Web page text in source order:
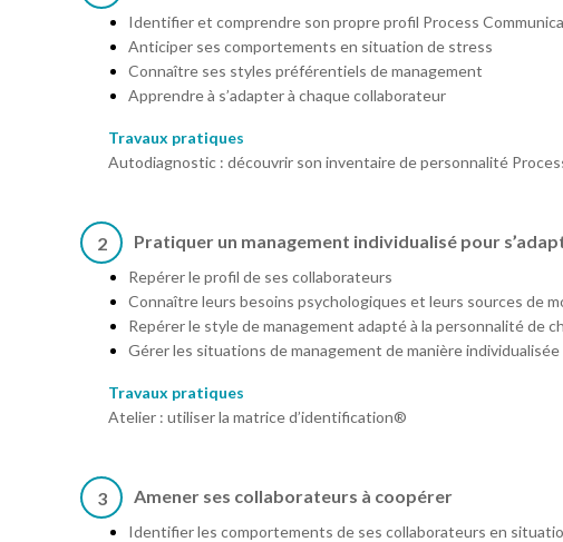
Identifier et comprendre son propre profil Process
Anticiper ses comportements en situation de stress
Connaître ses styles préférentiels de management
Apprendre à s’adapter à chaque collaborateur
Travaux pratiques
Autodiagnostic : découvrir son inventaire de personnalité
2 Pratiquer un management individualisé pour
Repérer le profil de ses collaborateurs
Connaître leurs besoins psychologiques et leurs sources de
Repérer le style de management adapté à la personnalité de
Gérer les situations de management de manière individualisée
Travaux pratiques
Atelier : utiliser la matrice d’identification®
3 Amener ses collaborateurs à coopérer
Identifier les comportements de ses collaborateurs en